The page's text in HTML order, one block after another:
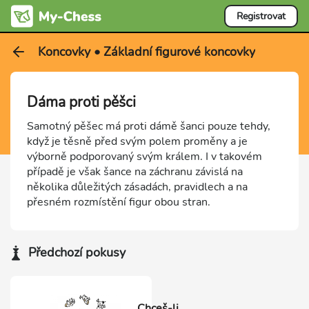
Registrovat
Koncovky • Základní figurové koncovky
Dáma proti pěšci
Samotný pěšec má proti dámě šanci pouze tehdy,
když je těsně před svým polem proměny a je
výborně podporovaný svým králem. I v takovém
případě je však šance na záchranu závislá na
několika důležitých zásadách, pravidlech a na
přesném rozmístění figur obou stran.
Předchozí pokusy